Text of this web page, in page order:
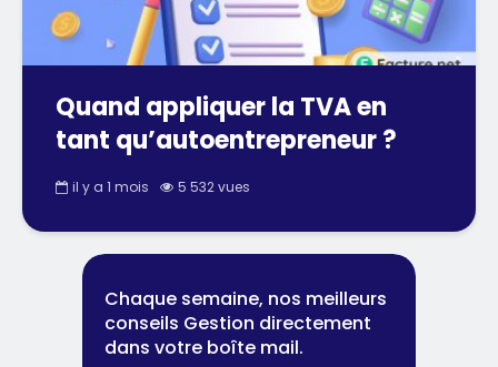
Quand appliquer la TVA en
tant qu’autoentrepreneur ?
il y a 1 mois 5 532 vues
Chaque semaine, nos meilleurs
conseils Gestion directement
dans votre boîte mail.